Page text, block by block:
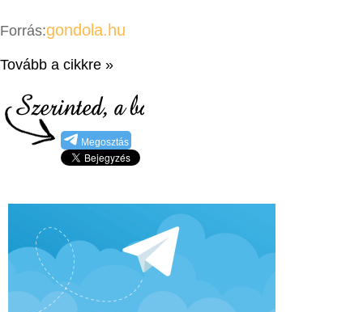
Forrás:gondola.hu
Tovább a cikkre »
Megosztás